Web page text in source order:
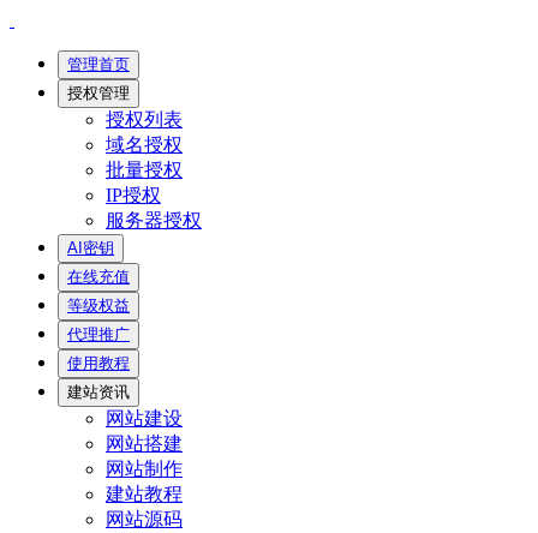
管理首页
授权管理
授权列表
域名授权
批量授权
IP授权
服务器授权
AI密钥
在线充值
等级权益
代理推广
使用教程
建站资讯
网站建设
网站搭建
网站制作
建站教程
网站源码